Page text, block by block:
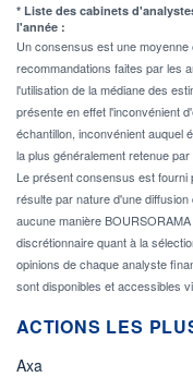
* Liste des cabinets
l'année :
Un consensus est une
recommandations faites par les
l'utilisation de la médiane des
présente en effet l'inconvénient
échantillon, inconvénient auquel
la plus généralement retenue
Le présent consensus est
résulte par nature d'une
aucune manière
discrétionnaire quant à la
opinions de chaque analyste
sont disponibles et accessibles
ACTIONS LES
Axa